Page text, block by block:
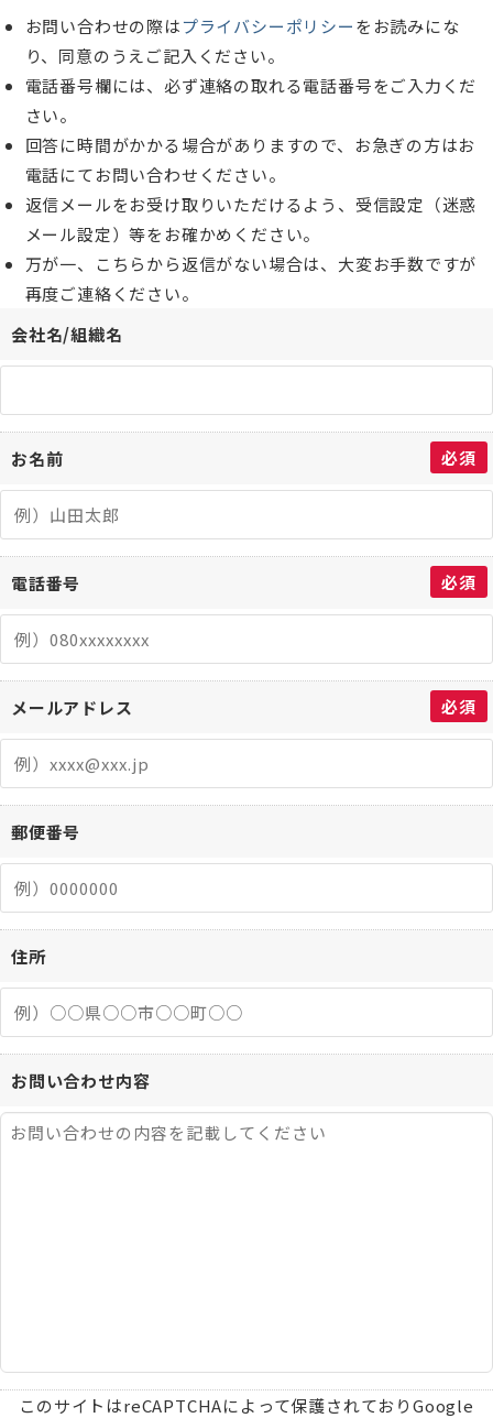
お問い合わせの際はプライバシーポリシーをお読みにな
り、同意のうえご記入ください。
電話番号欄には、必ず連絡の取れる電話番号をご入力くだ
さい。
回答に時間がかかる場合がありますので、お急ぎの方はお
電話にてお問い合わせください。
返信メールをお受け取りいただけるよう、受信設定（迷惑
メール設定）等をお確かめください。
万が一、こちらから返信がない場合は、大変お手数ですが
再度ご連絡ください。
会社名/組織名
お名前 必須
電話番号 必須
メールアドレス 必須
郵便番号
住所
お問い合わせ内容
このサイトはreCAPTCHAによって保護されておりGoogle